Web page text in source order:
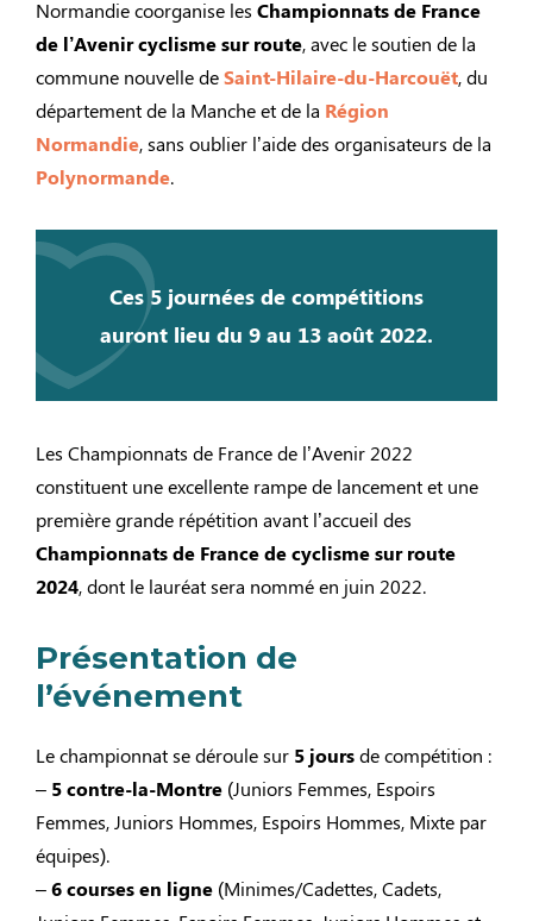
Normandie coorganise les Championnats de France
de l’Avenir cyclisme sur route, avec le soutien de la
commune nouvelle deSaint-Hilaire-du-Harcouët, du
département de la Manche et de la Région
Normandie, sans oublier l’aide des organisateurs de la
Polynormande.
Ces 5 journées de compétitions
auront lieu du 9 au 13 août 2022.
Les Championnats de France de l’Avenir 2022
constituent une excellente rampe de lancement et une
première grande répétition avant l’accueil des
Championnats de France de cyclisme sur route
2024, dont le lauréat sera nommé en juin 2022.
Présentation de
l’événement
Le championnat se déroule sur 5 joursde compétition :
– 5 contre-la-Montre (Juniors Femmes, Espoirs
Femmes, Juniors Hommes, Espoirs Hommes, Mixte par
équipes).
–6 courses en ligne (Minimes/Cadettes, Cadets,